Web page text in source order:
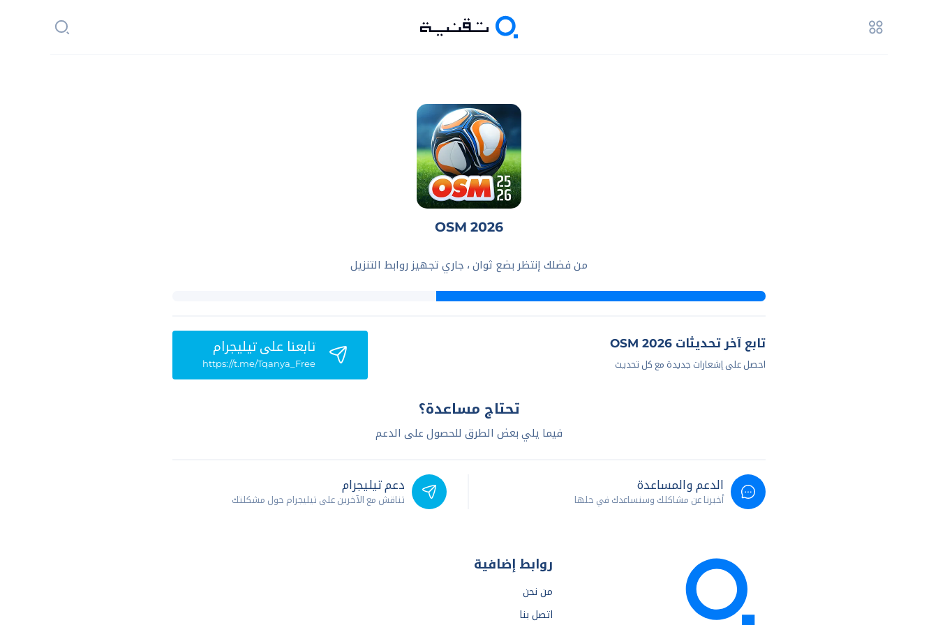
OSM 2026
من فضلك إنتظر بضع ثوان ، جاري تجهيز روابط التنزيل
تابع آخر تحديثات OSM 2026
احصل على إشعارات جديدة مع كل تحديث
تابعنا علي تيليجرام
https://t.me/Tqanya_Free
تحتاج مساعدة؟
فيما يلي بعض الطرق للحصول على الدعم
الدعم والمساعدة
أخبرنا عن مشاكلك وسنساعدك في حلها
دعم تيليجرام
تناقش مع الآخرين على تيليجرام حول مشكلتك
روابط إضافية
من نحن
اتصل بنا